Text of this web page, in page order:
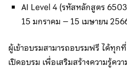
AI Level 4 (รหัสหลักสูตร
15 มกราคม – 15 เมษายน
ผู้เข้าอบรมสามารถอบรมฟรี ได้ทุก
เปิดอบรม เพื่อเสริมสร้างความรู้คว